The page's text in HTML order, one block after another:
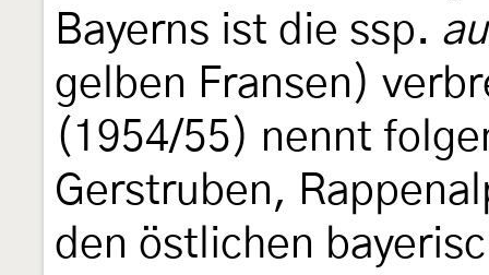
Bayerns ist die ssp.
gelben Fransen)
(1954/55) nennt
Gerstruben,
den östlichen